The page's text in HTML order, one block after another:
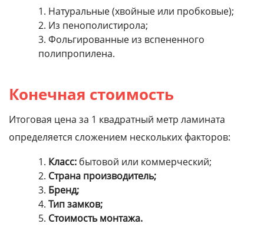
Натуральные (хвойные или пробковые);
Из пенополистирола;
Фольгированные из вспененного
полипропилена.
Конечная стоимость
Итоговая цена за 1 квадратный метр ламината
определяется сложением нескольких факторов:
Класс: бытовой или коммерческий;
Страна производитель;
Бренд;
Тип замков;
Стоимость монтажа.